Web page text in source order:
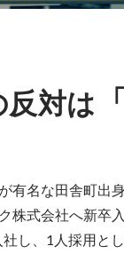
反対は
有名な田舎町出身
株式会社へ新卒
し、1人採用と